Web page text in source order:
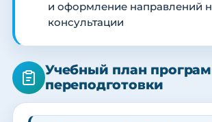
и оформление направлений
консультации
Учебный план
переподготовки